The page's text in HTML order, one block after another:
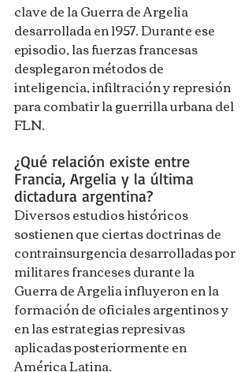
clave de la Guerra de Argelia
desarrollada en 1957. Durante ese
episodio, las fuerzas francesas
desplegaron métodos de
inteligencia, infiltración y represión
para combatir la guerrilla urbana del
FLN.
¿Qué relación existe entre
Francia, Argelia y la última
dictadura argentina?
Diversos estudios históricos
sostienen que ciertas doctrinas de
contrainsurgencia desarrolladas por
militares franceses durante la
Guerra de Argelia influyeron en la
formación de oficiales argentinos y
en las estrategias represivas
aplicadas posteriormente en
América Latina.